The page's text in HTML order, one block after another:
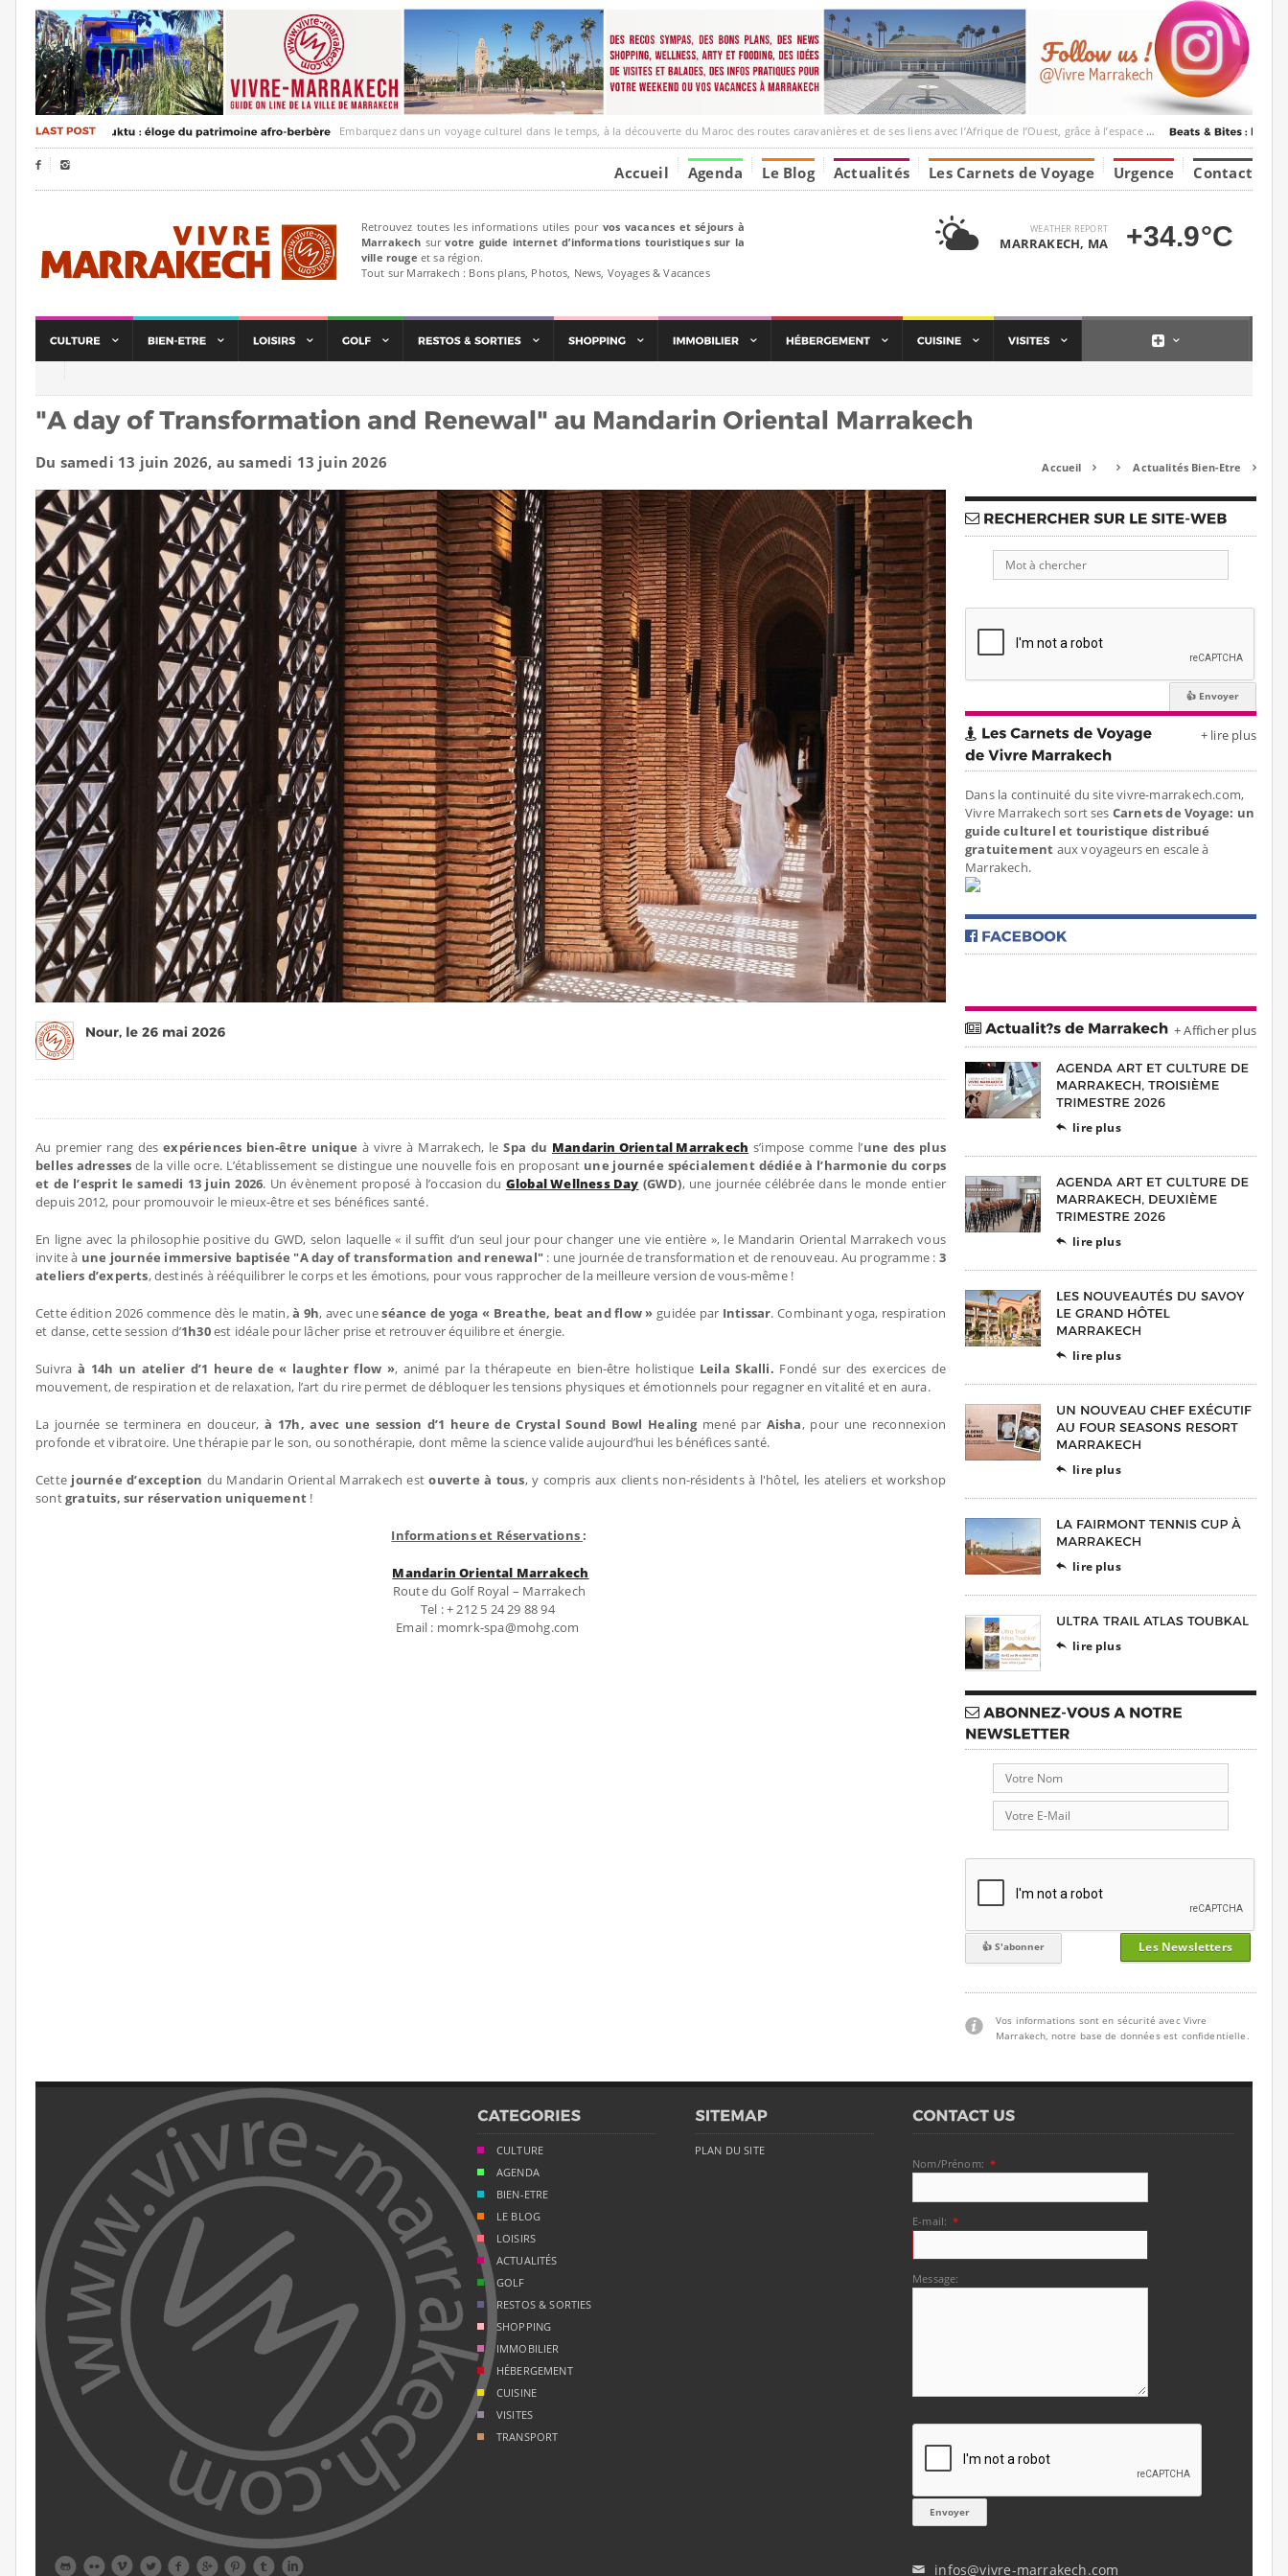
Embarquez dans un voyage culturel dans le temps, à la découverte du Maroc des routes caravanières et de ses liens avec l’Afrique de l’Ouest, grâce à l’espace Marrakesh-Tumbuktu.
  Accueil Agenda Le Blog Actualités Les Carnets de Voyage Urgence Contact
Retrouvez toutes les informations utiles pour vos vacances et séjours à
Marrakech survotre guide internet d’informations touristiques sur la
ville rouge et sa région.
Tout sur Marrakech : Bons plans, Photos, News, Voyages & Vacances
WEATHER REPORT
MARRAKECH, MA +34.9°C
Du samedi 13 juin 2026, au samedi 13 juin 2026
Au premier rang desexpériences bien-être unique à vivre à Marrakech, leSpa du Mandarin Oriental Marrakech s’impose comme l’une des plus
belles adresses de la ville ocre. L’établissement se distingue une nouvelle fois en proposant une journée spécialement dédiée à l’harmonie du corps
et de l’esprit le samedi 13 juin 2026. Un évènement proposé à l’occasion du Global Wellness Day (GWD), une journée célébrée dans le monde entier
depuis 2012, pour promouvoir le mieux-être et ses bénéfices santé.
En ligne avec la philosophie positive du GWD, selon laquelle « il suffit d’un seul jour pour changer une vie entière », le Mandarin Oriental Marrakech vous
invite à une journée immersive baptisée "A day of transformation and renewal" : une journée de transformation et de renouveau. Au programme : 3
ateliers d’experts, destinés à rééquilibrer le corps et les émotions, pour vous rapprocher de la meilleure version de vous-même !
Cette édition 2026 commence dès le matin,à 9h, avec uneséance de yoga « Breathe, beat and flow » guidée par Intissar. Combinant yoga, respiration
et danse, cette session d’1h30est idéale pour lâcher prise et retrouver équilibre et énergie.
Suivra à 14h un atelier d’1 heure de « laughter flow », animé par la thérapeute en bien-être holistique Leila Skalli. Fondé sur des exercices de
mouvement, de respiration et de relaxation, l’art du rire permet de débloquer les tensions physiques et émotionnels pour regagner en vitalité et en aura.
La journée se terminera en douceur,à 17h, avec une session d’1 heure de Crystal Sound Bowl Healingmené par Aisha, pour une reconnexion
profonde et vibratoire. Une thérapie par le son, ou sonothérapie, dont même la science valide aujourd’hui les bénéfices santé.
Cette journée d’exception du Mandarin Oriental Marrakech est ouverte à tous, y compris aux clients non-résidents à l'hôtel, les ateliers et workshop
sontgratuits, sur réservation uniquement !
Informations et Réservations :
Mandarin Oriental Marrakech
Route du Golf Royal – Marrakech
Tel : + 212 5 24 29 88 94
Email : momrk-spa@mohg.com
Accueil   Actualités Bien-Etre 
+ lire plus
Dans la continuité du site vivre-marrakech.com,
Vivre Marrakech sort ses Carnets de Voyage: un
guide culturel et touristique distribué
gratuitement aux voyageurs en escale à
Marrakech.
+ Afficher plus
 lire plus
 lire plus
 lire plus
 lire plus
 lire plus
 lire plus
Les Newsletters
Vos informations sont en sécurité avec Vivre
Marrakech, notre base de données est confidentielle.
        
CULTURE
AGENDA
BIEN-ETRE
LE BLOG
LOISIRS
ACTUALITÉS
GOLF
RESTOS & SORTIES
SHOPPING
IMMOBILIER
HÉBERGEMENT
CUISINE
VISITES
TRANSPORT
PLAN DU SITE
Nom/Prénom: *
E-mail: *
Message:
✉ infos@vivre-marrakech.com